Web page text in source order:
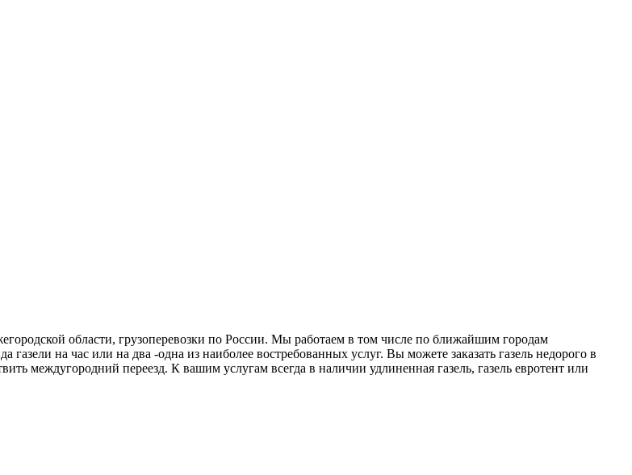
области, грузоперевозки по России. Мы работаем в том числе по ближайшим городам
на час или на два -одна из наиболее востребованных услуг. Вы можете заказать газель недорого в
междугородний переезд. К вашим услугам всегда в наличии удлиненная газель, газель евротент или